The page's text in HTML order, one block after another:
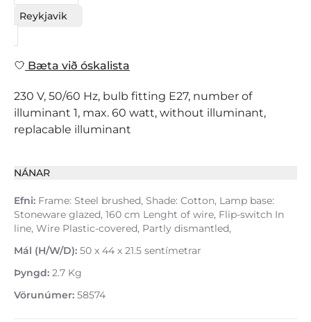
Reykjavik
Bæta við óskalista
230 V, 50/60 Hz, bulb fitting E27, number of
illuminant 1, max. 60 watt, without illuminant,
replacable illuminant
NÁNAR
Efni: Frame: Steel brushed, Shade: Cotton, Lamp base:
Stoneware glazed, 160 cm Lenght of wire, Flip-switch In
line, Wire Plastic-covered, Partly dismantled,
Mál (H/W/D): 50 x 44 x 21.5 sentímetrar
Þyngd: 2.7 Kg
Vörunúmer: 58574